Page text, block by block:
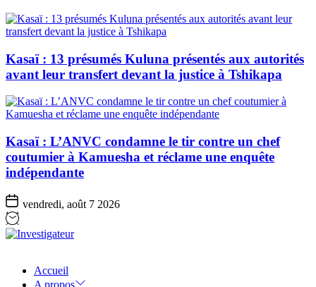
Kasaï : 13 présumés Kuluna présentés aux autorités
avant leur transfert devant la justice à Tshikapa
Kasaï : L’ANVC condamne le tir contre un chef
coutumier à Kamuesha et réclame une enquête
indépendante
vendredi, août 7 2026
Accueil
A propos